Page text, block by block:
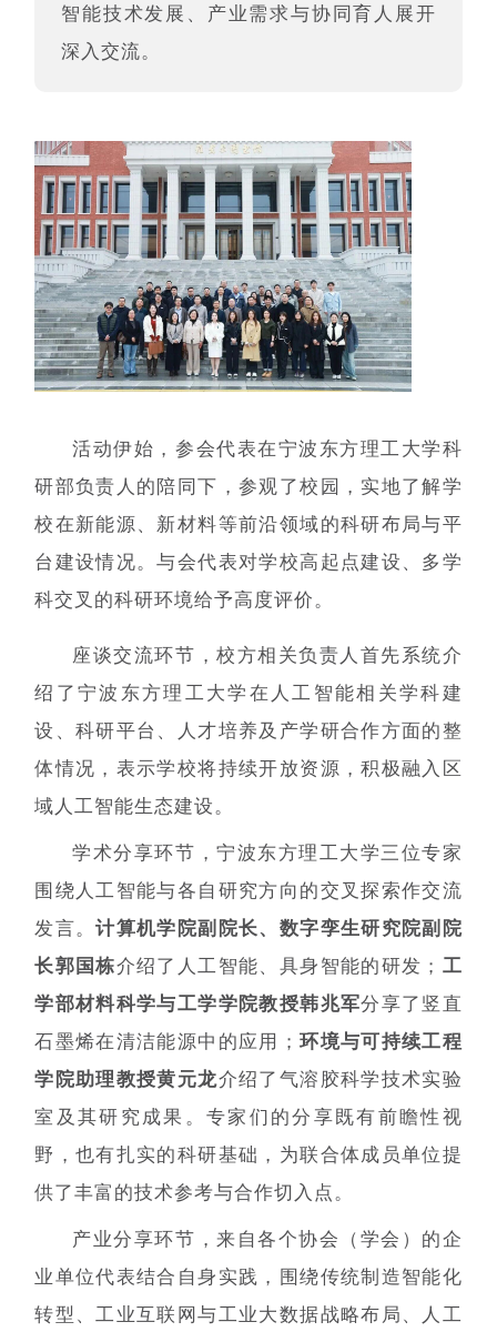
智能技术发展、产业需求与协同育人展开
深入交流。
活动伊始，参会代表在宁波东方理工大学科
研部负责人的陪同下，参观了校园，实地了解学
校在新能源、新材料等前沿领域的科研布局与平
台建设情况。与会代表对学校高起点建设、多学
科交叉的科研环境给予高度评价。
座谈交流环节，校方相关负责人首先系统介
绍了宁波东方理工大学在人工智能相关学科建
设、科研平台、人才培养及产学研合作方面的整
体情况，表示学校将持续开放资源，积极融入区
域人工智能生态建设。
学术分享环节，宁波东方理工大学三位专家
围绕人工智能与各自研究方向的交叉探索作交流
发言。计算机学院副院长、数字孪生研究院副院
长郭国栋介绍了人工智能、具身智能的研发； 工
学部材料科学与工学学院教授韩兆军分享了竖直
石墨烯在清洁能源中的应用； 环境与可持续工程
学院助理教授黄元龙介绍了气溶胶科学技术实验
室及其研究成果。专家们的分享既有前瞻性视
野，也有扎实的科研基础，为联合体成员单位提
供了丰富的技术参考与合作切入点。
产业分享环节，来自各个协会（学会）的企
业单位代表结合自身实践，围绕传统制造智能化
转型、工业互联网与工业大数据战略布局、人工